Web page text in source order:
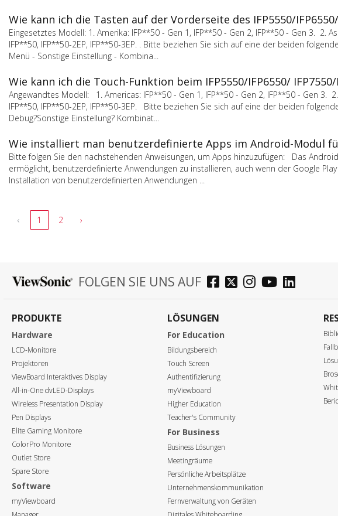
Wie kann ich die Tasten auf der Vorderseite des IFP5550/
Eingesetztes Modell: 1. Amerika: IFP**50 - Gen 1, IFP**50 - Gen 2, IFP**50 - Gen 3. 2.
IFP**50, IFP**50-2EP, IFP**50-3EP. . Bitte beziehen Sie sich auf eine der beiden
Menü - Sonstige Einstellung - Kombina...
Wie kann ich die Touch-Funktion beim IFP5550/IFP6550/
Angewandtes Modell: 1. Americas: IFP**50 - Gen 1, IFP**50 - Gen 2, IFP**50 - Gen 3.
IFP**50, IFP**50-2EP, IFP**50-3EP. Bitte beziehen Sie sich auf eine der beiden
Debug?Sonstige Einstellung? Kombinat...
Wie installiert man benutzerdefinierte Apps im Android-Modul
Bitte folgen Sie den nachstehenden Anweisungen, um Apps hinzuzufügen: Das
ermöglicht, benutzerdefinierte Anwendungen zu installieren, auch wenn der Google
Installation von benutzerdefinierten Anwendungen ...
‹ 1 2 ›
FOLGEN SIE UNS AUF
PRODUKTE
Hardware
LCD-Monitore
Projektoren
ViewBoard Interaktives Display
All-in-One dvLED-Displays
Wireless Presentation Display
Pen Displays
Elite Gaming Monitore
ColorPro Monitore
Outlet Store
Spare Store
Software
myViewboard
LÖSUNGEN
For Education
Bildungsbereich
Touch Screen
Authentifizierung
myViewboard
Higher Education
Teacher's Community
For Business
Business Lösungen
Meetingräume
Persönliche Arbeitsplätze
Unternehmenskommunikation
Fernverwaltung von Geräten